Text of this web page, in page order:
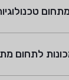
טכנולוגיות
לתחום